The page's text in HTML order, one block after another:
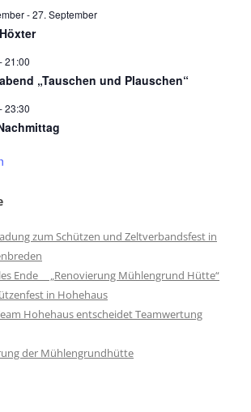
-27. September
-21:00
„Tauschen und Plauschen“
-23:30
zum Schützen und Zeltverbandsfest in
Ende „Renovierung Mühlengrund Hütte“
in Hohehaus
Hohehaus entscheidet Teamwertung
der Mühlengrundhütte